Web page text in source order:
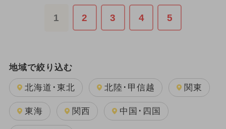
1 2 3 4 5
地域で絞り込む
北海道･東北 北陸･甲信越 関東
東海 関西 中国･四国